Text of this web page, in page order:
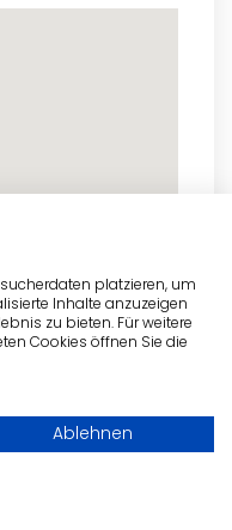
platzieren, um
Inhalte anzuzeigen
zu bieten. Für weitere
Cookies öffnen Sie die
Ablehnen